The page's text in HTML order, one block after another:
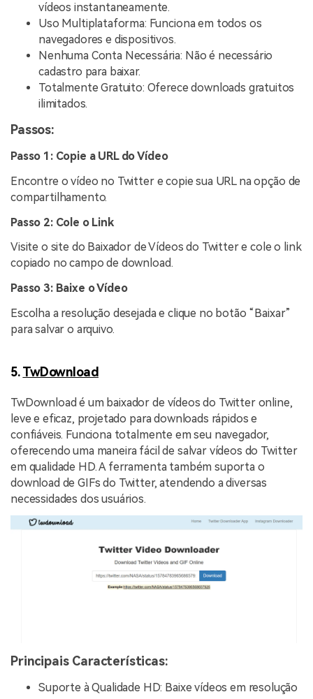
vídeos instantaneamente.
Uso Multiplataforma: Funciona em todos os
navegadores e dispositivos.
Nenhuma Conta Necessária: Não é necessário
cadastro para baixar.
Totalmente Gratuito: Oferece downloads gratuitos
ilimitados.
Passos:
Passo 1: Copie a URL do Vídeo
Encontre o vídeo no Twitter e copie sua URL na opção de
compartilhamento.
Passo 2: Cole o Link
Visite o site do Baixador de Vídeos do Twitter e cole o link
copiado no campo de download.
Passo 3: Baixe o Vídeo
Escolha a resolução desejada e clique no botão “Baixar”
para salvar o arquivo.
5.TwDownload
TwDownload é um baixador de vídeos do Twitter online,
leve e eficaz, projetado para downloads rápidos e
confiáveis. Funciona totalmente em seu navegador,
oferecendo uma maneira fácil de salvar vídeos do Twitter
em qualidade HD. A ferramenta também suporta o
download de GIFs do Twitter, atendendo a diversas
necessidades dos usuários.
Principais Características:
Suporte à Qualidade HD: Baixe vídeos em resolução